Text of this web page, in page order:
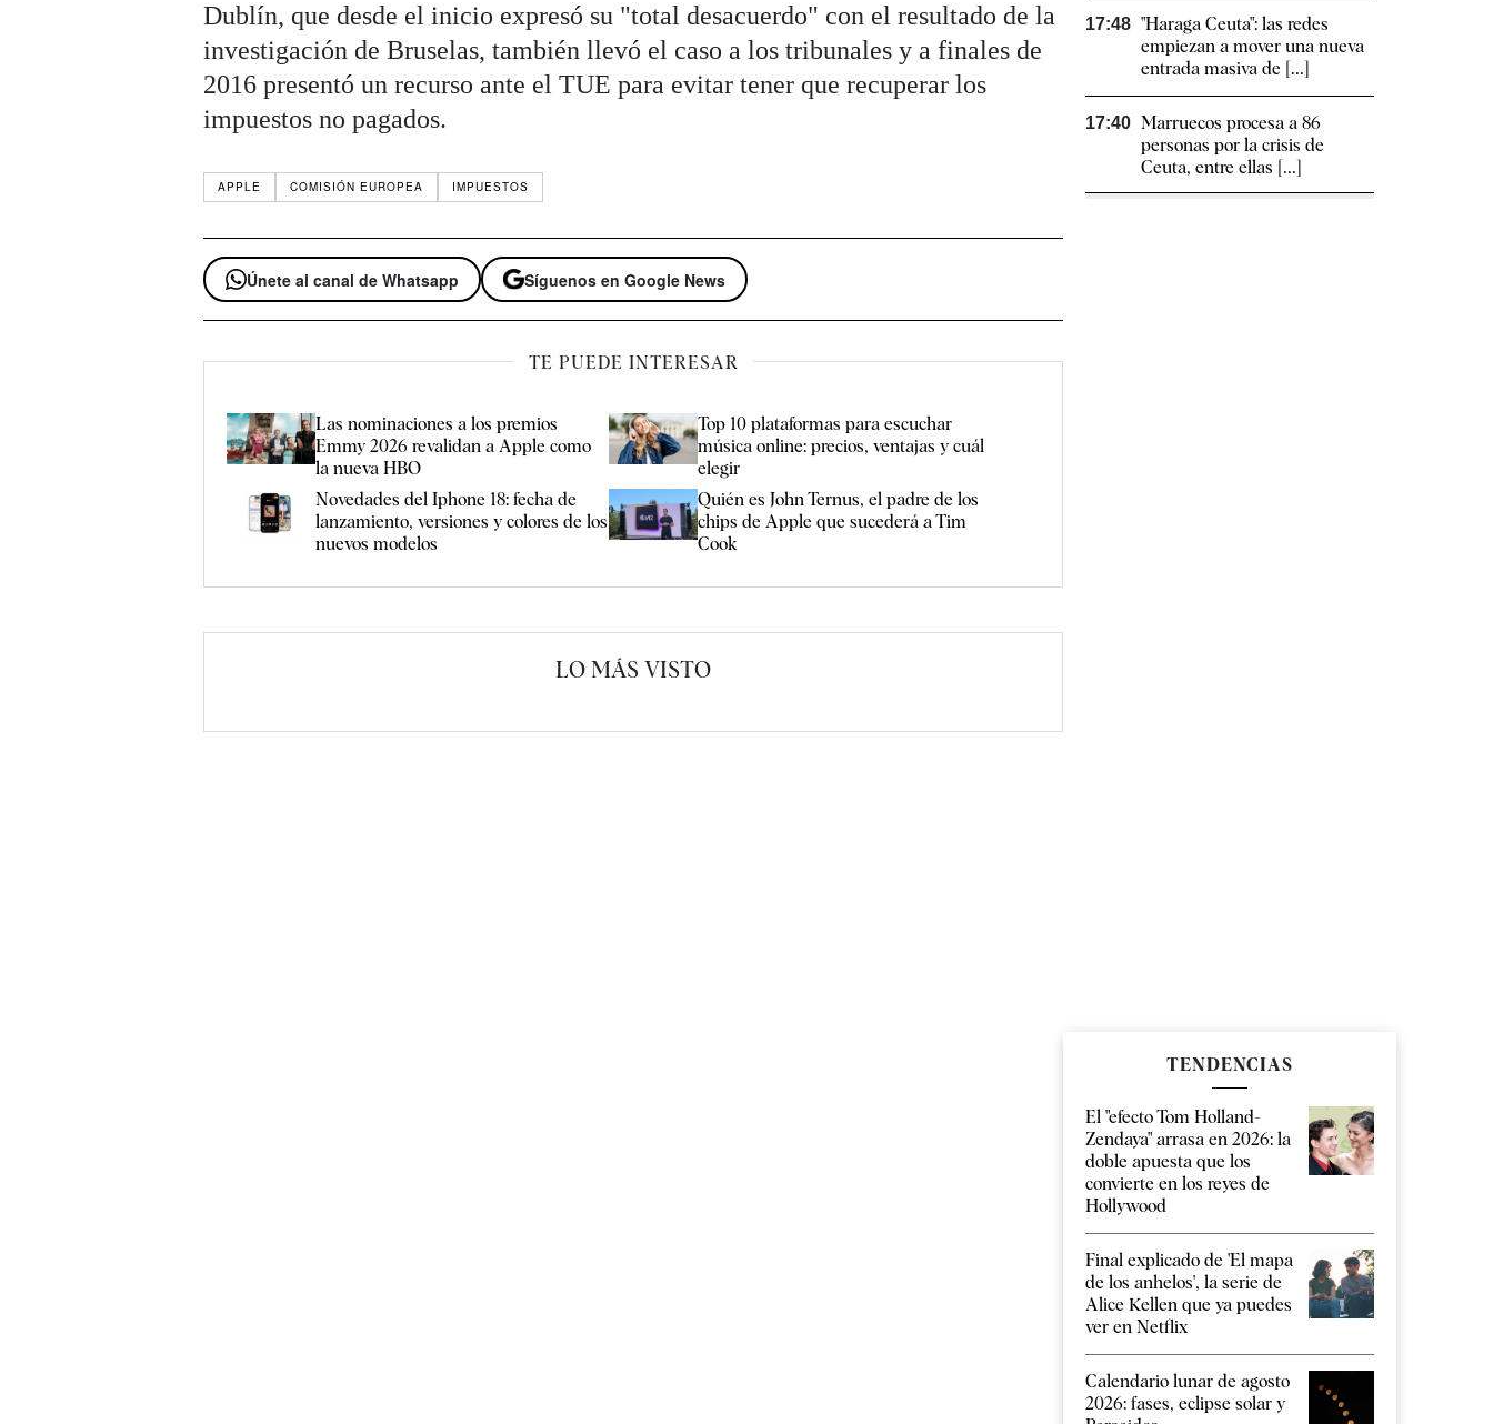
Dublín, que desde el inicio expresó su "total desacuerdo" con el resultado de la
investigación de Bruselas, también llevó el caso a los tribunales y a finales de
2016 presentó un recurso ante el TUE para evitar tener que recuperar los
impuestos no pagados.
APPLE COMISIÓN EUROPEA IMPUESTOS
Únete al canal de Whatsapp Síguenos en Google News
TE PUEDE INTERESAR
Las nominaciones a los premios
Emmy 2026 revalidan a Apple como
la nueva HBO
Top 10 plataformas para escuchar
música online: precios, ventajas y cuál
elegir
Novedades del Iphone 18: fecha de
lanzamiento, versiones y colores de los
nuevos modelos
Quién es John Ternus, el padre de los
chips de Apple que sucederá a Tim
Cook
LO MÁS VISTO
17:48 "Haraga Ceuta": las redes
empiezan a mover una nueva
entrada masiva de [...]
17:40 Marruecos procesa a 86
personas por la crisis de
Ceuta, entre ellas [...]
TENDENCIAS
El "efecto Tom Holland-
Zendaya" arrasa en 2026: la
doble apuesta que los
convierte en los reyes de
Hollywood
Final explicado de 'El mapa
de los anhelos', la serie de
Alice Kellen que ya puedes
ver en Netflix
Calendario lunar de agosto
2026: fases, eclipse solar y